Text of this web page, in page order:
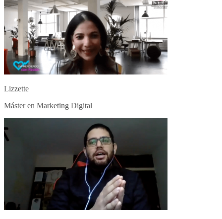
Lizzette
Máster en Marketing Digital